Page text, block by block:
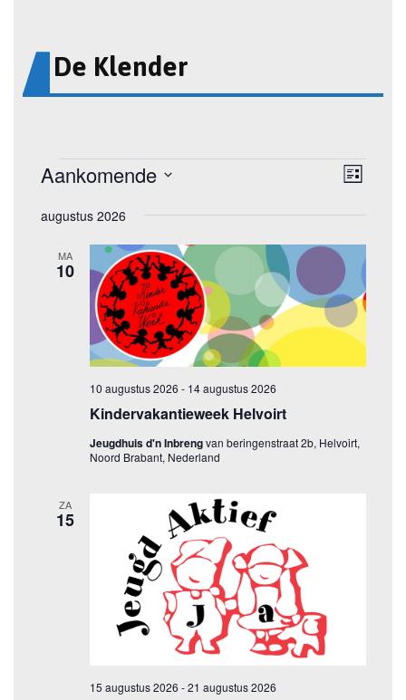
De Klender